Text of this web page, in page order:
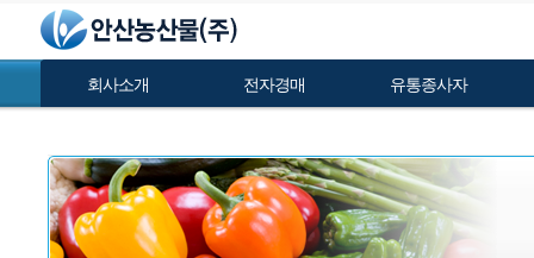
회사소개 전자경매 유통종사자